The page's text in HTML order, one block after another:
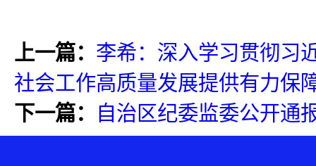
上一篇： 李希：深入学习贯彻习
社会工作高质量发展提供有力保
下一篇：
自治区纪委监委公开通